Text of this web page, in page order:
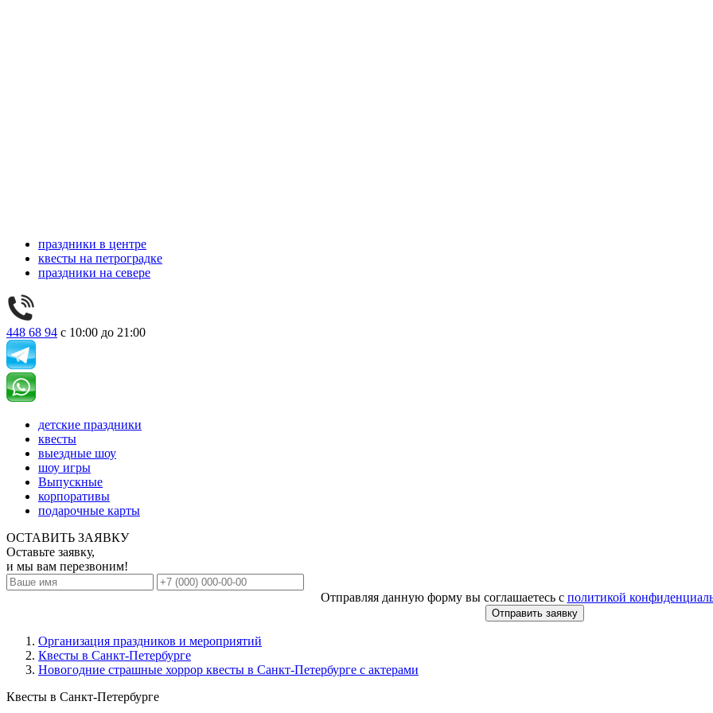
праздники в центре
квесты на петроградке
праздники на севере
448 68 94 с 10:00 до 21:00
детские праздники
квесты
выездные шоу
шоу игры
Выпускные
корпоративы
подарочные карты
ОСТАВИТЬ ЗАЯВКУ
Оставьте заявку,
и мы вам перезвоним!
Отправляя данную форму вы соглашаетесь с политикой
Отправить заявку
Организация праздников и мероприятий
Квесты в Санкт-Петербурге
Новогодние страшные хоррор квесты в Санкт-Петербурге с актерами
Квесты в Санкт-Петербурге